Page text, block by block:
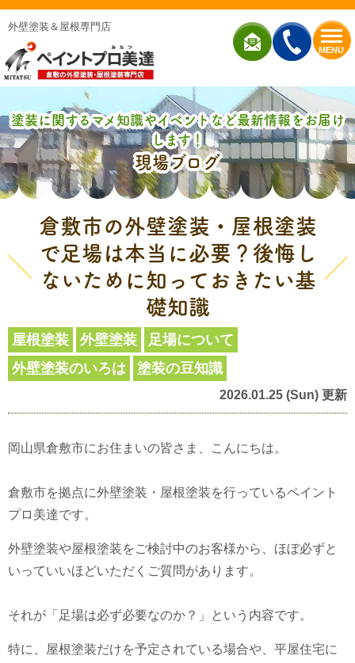
MENU
外壁塗装＆屋根専門店
塗装に関するマメ知識やイベントなど最新情報をお届け
します！
現場ブログ
倉敷市の外壁塗装・屋根塗装
で足場は本当に必要？後悔し
ないために知っておきたい基
礎知識
屋根塗装 外壁塗装
足場について
外壁塗装のいろは
塗装の豆知識
2026.01.25 (Sun) 更新
岡山県倉敷市にお住まいの皆さま、こんにちは。
倉敷市を拠点に外壁塗装・屋根塗装を行っているペイント
プロ美達です。
外壁塗装や屋根塗装をご検討中のお客様から、ほぼ必ずと
いっていいほどいただくご質問があります。
それが「足場は必ず必要なのか？」という内容です。
特に、屋根塗装だけを予定されている場合や、平屋住宅に